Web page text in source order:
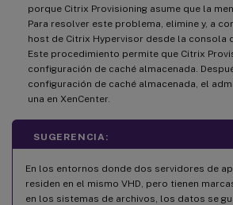
porque Citrix Provisioning asume que la
Para resolver este problema, elimine y, a
host de Citrix Hypervisor desde la consola
Este procedimiento permite que Citrix
configuración de caché almacenada.
configuración de caché almacenada, el
una en XenCenter.
SUGERENCIA:
En los entornos donde dos servidores de
residen en el mismo VHD, pero tienen
en los sistemas de archivos, los datos se